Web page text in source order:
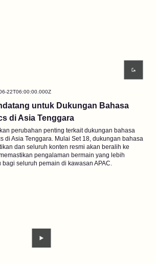
22T06:00:00.000Z
untuk Dukungan Bahasa
di Asia Tenggara
perubahan penting terkait dukungan bahasa
di Asia Tenggara. Mulai Set 18, dukungan bahasa
dan seluruh konten resmi akan beralih ke
pengalaman bermain yang lebih
bagi seluruh pemain di kawasan APAC.